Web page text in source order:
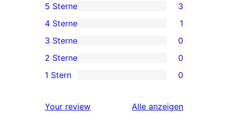
3 5-
Sterne-
Rezensionen
5 Sterne 3
1 4-
Sterne-
Rezension
4 Sterne 1
0 3-
Sterne-
Rezensionen
3 Sterne 0
0 2-
Sterne-
2 Sterne 0
0 1-
1 Stern 0
Your review Alle Rezensionen
anzeigen